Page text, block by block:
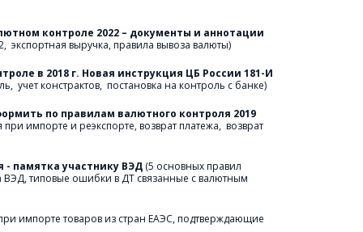
экспортная выручка, правила вывоза валюты)
в 2018 г. Новая инструкция ЦБ России 181-И
учет констрактов,  постановка на контроль с банке)
импорте и реэкспорте, возврат платежа,  возврат
памятка участнику ВЭД (5 основных правил
ВЭД, типовые ошибки в ДТ связанные с валютным
импорте товаров из стран ЕАЭС, подтверждающие